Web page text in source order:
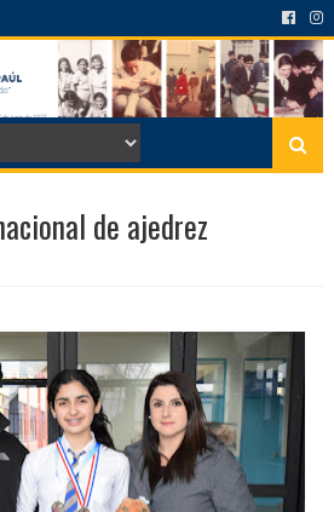
de ajedrez